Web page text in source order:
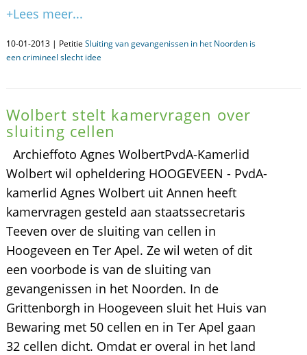
+Lees meer...
10-01-2013 | Petitie Sluiting van gevangenissen in het Noorden is
een crimineel slecht idee
Wolbert stelt kamervragen over
sluiting cellen
Archieffoto Agnes WolbertPvdA-Kamerlid
Wolbert wil opheldering HOOGEVEEN - PvdA-
kamerlid Agnes Wolbert uit Annen heeft
kamervragen gesteld aan staatssecretaris
Teeven over de sluiting van cellen in
Hoogeveen en Ter Apel. Ze wil weten of dit
een voorbode is van de sluiting van
gevangenissen in het Noorden. In de
Grittenborgh in Hoogeveen sluit het Huis van
Bewaring met 50 cellen en in Ter Apel gaan
32 cellen dicht. Omdat er overal in het land